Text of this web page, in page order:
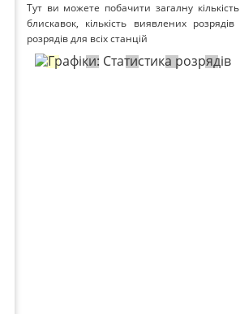
Тут ви можете побачити загалну
блискавок, кількість виявлених
розрядів для всіх станцій